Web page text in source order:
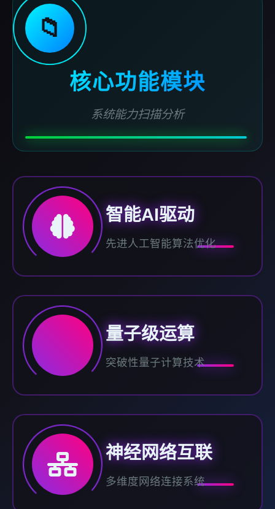
📁
核心功能模块
系统能力扫描分析
智能AI驱动
先进人工智能算法优化
量子级运算
突破性量子计算技术
神经网络互联
多维度网络连接系统